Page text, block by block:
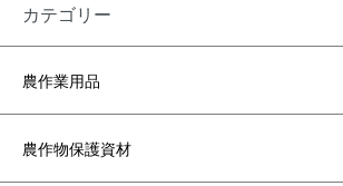
カテゴリー
農作業用品
農作物保護資材